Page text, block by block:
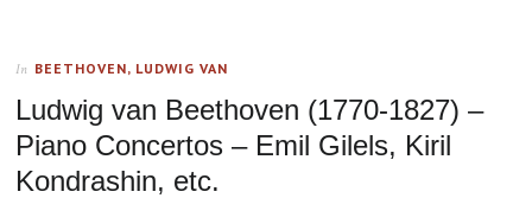
In BEETHOVEN, LUDWIG VAN
Ludwig van Beethoven (1770-1827) –
Piano Concertos – Emil Gilels, Kiril
Kondrashin, etc.